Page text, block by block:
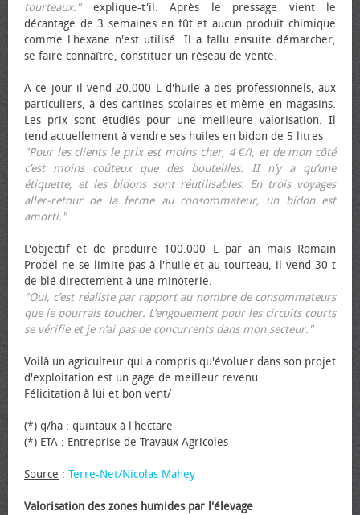
tourteaux."explique-t'il. Après le pressage vient le
décantage de 3 semaines en fût et aucun produit chimique
comme l'hexane n'est utilisé. Il a fallu ensuite démarcher,
se faire connaître, constituer un réseau de vente.
A ce jour il vend 20.000 L d'huile à des professionnels, aux
particuliers, à des cantines scolaires et même en magasins.
Les prix sont étudiés pour une meilleure valorisation. Il
tend actuellement à vendre ses huiles en bidon de 5 litres
"Pour les clients le prix est moins cher, 4 €/l, et de mon côté
c’est moins coûteux que des bouteilles. II n’y a qu’une
étiquette, et les bidons sont réutilisables. En trois voyages
aller-retour de la ferme au consommateur, un bidon est
amorti."
L'objectif et de produire 100.000 L par an mais Romain
Prodel ne se limite pas à l'huile et au tourteau, il vend 30 t
de blé directement à une minoterie.
"Oui, c’est réaliste par rapport au nombre de consommateurs
que je pourrais toucher. L’engouement pour les circuits courts
se vérifie et je n’ai pas de concurrents dans mon secteur."
Voilà un agriculteur qui a compris qu'évoluer dans son projet
d'exploitation est un gage de meilleur revenu
Félicitation à lui et bon vent/
(*) q/ha : quintaux à l'hectare
(*) ETA : Entreprise de Travaux Agricoles
Source : Terre-Net/Nicolas Mahey
Valorisation des zones humides par l'élevage